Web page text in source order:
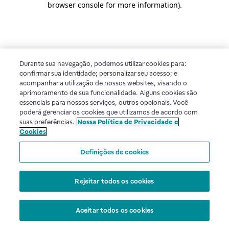
browser console for more information).
Durante sua navegação, podemos utilizar cookies para:
confirmar sua identidade; personalizar seu acesso; e
acompanhar a utilização de nossos websites, visando o
aprimoramento de sua funcionalidade. Alguns cookies são
essenciais para nossos serviços, outros opcionais. Você
poderá gerenciar os cookies que utilizamos de acordo com
suas preferências. Nossa Política de Privacidade e
Cookies
Definições de cookies
Rejeitar todos os cookies
Aceitar todos os cookies